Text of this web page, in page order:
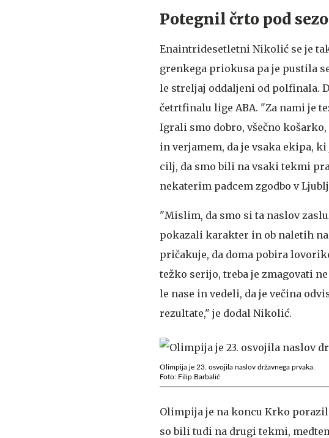
Potegnil črto pod
Enaintridesetletni Nikolić se je
grenkega priokusa pa je pustila
le streljaj oddaljeni od polfinala.
četrtfinalu lige ABA. "Za nami je
Igrali smo dobro, všečno
in verjamem, da je vsaka ekipa,
cilj, da smo bili na vsaki tekmi
nekaterim padcem zgodbo v
"Mislim, da smo si ta naslov
pokazali karakter in ob naletih
pričakuje, da doma pobira
težko serijo, treba je zmagovati
le nase in vedeli, da je večina
rezultate," je dodal Nikolić.
Olimpija je 23. osvojila naslov državnega prvaka.
Foto: Filip Barbalić
Olimpija je na koncu Krko
so bili tudi na drugi tekmi,